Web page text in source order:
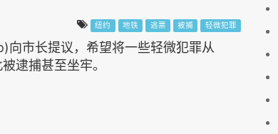
纽约 地铁 逃票 被捕 轻微犯罪
市长提议，希望将一些轻微犯罪从
逮捕甚至坐牢。